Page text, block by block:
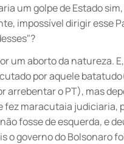
um golpe de Estado
impossível dirigir esse
um aborto da natureza.
por aquele
arrebentar o PT), mas
fez maracutaia judiciaria,
fosse de esquerda, e
o governo do Bolsonaro